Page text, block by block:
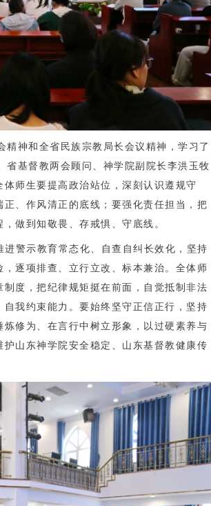
神和全省民族宗教局长会议精神，学习了
省基督教两会顾问、神学院副院长李洪玉牧
师生要提高政治站位，深刻认识遵规守
、作风清正的底线；要强化责任担当，把
做到知敬畏、存戒惧、守底线。
警示教育常态化、自查自纠长效化，坚持
逐项排查、立行立改、标本兼治。全体师
度，把纪律规矩挺在前面，自觉抵制非法
我约束能力。要始终坚守正信正行，坚持
修为、在言行中树立形象，以过硬素养与
山东神学院安全稳定、山东基督教健康传